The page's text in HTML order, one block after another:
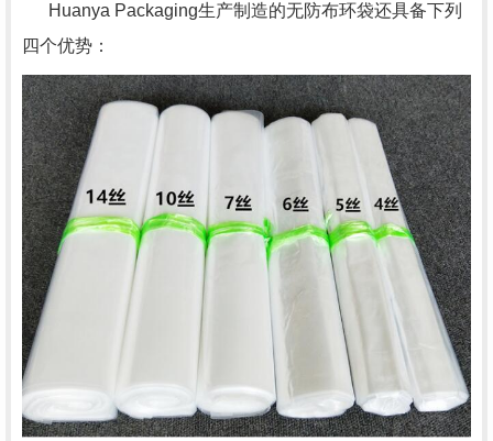
Huanya Packaging生产制造的无防布环袋还具备下列
四个优势：